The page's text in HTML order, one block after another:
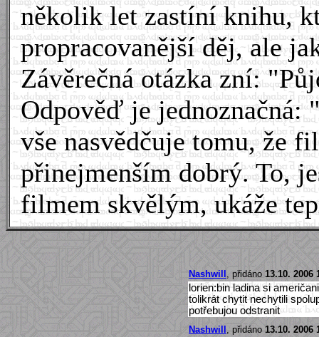
několik let zastíní knihu,
propracovanější děj, ale
Závěrečná otázka zní:
Odpověď je
vše nasvědčuje tomu, že
přinejmenším dobrý. To,
filmem skvělým, ukáže
Nashwill , přidáno 13.10. 2006
lorien:bin ladina si
tolikrát chytit nechytili
potřebujou odstranit
Nashwill , přidáno 13.10. 2006